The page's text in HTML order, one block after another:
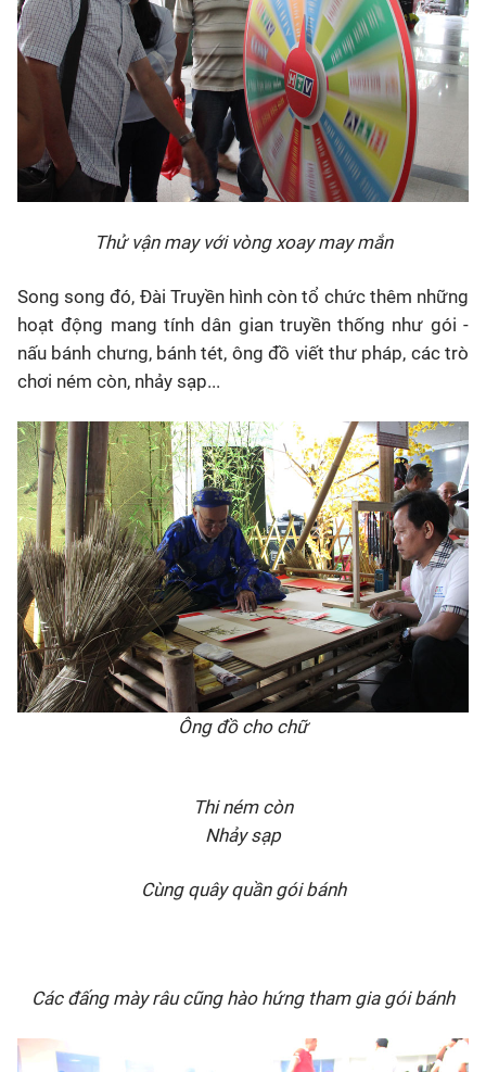
Thử vận may với vòng xoay may mắn
Song song đó, Đài Truyền hình còn tổ chức thêm những
hoạt động mang tính dân gian truyền thống như gói -
nấu bánh chưng, bánh tét, ông đồ viết thư pháp, các trò
chơi ném còn, nhảy sạp...
Ông đồ cho chữ
Thi ném còn
Nhảy sạp
Cùng quây quần gói bánh
Các đấng mày râu cũng hào hứng tham gia gói bánh